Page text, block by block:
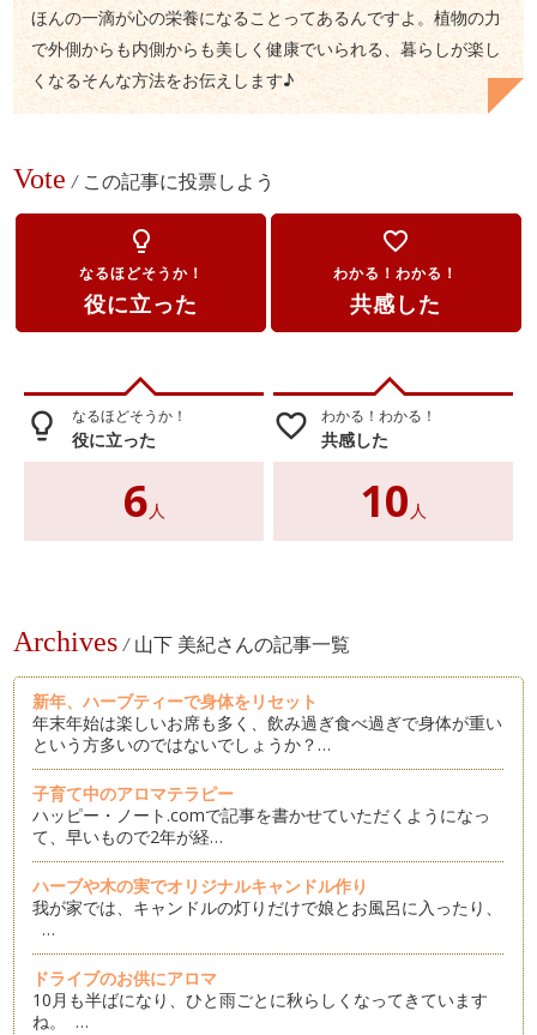
ほんの一滴が心の栄養になることってあるんですよ。植物の力
で外側からも内側からも美しく健康でいられる、暮らしが楽し
くなるそんな方法をお伝えします♪
Vote / この記事に投票しよう
lightbulb_outline
なるほどそうか！
役に立った
favorite_border
わかる！わかる！
共感した
lightbulb_outline なるほどそうか！
役に立った
6人
favorite_border わかる！わかる！
共感した
10 人
Archives / 山下 美紀さんの記事一覧
新年、ハーブティーで身体をリセット
年末年始は楽しいお席も多く、飲み過ぎ食べ過ぎで身体が重い
という方多いのではないでしょうか？…
子育て中のアロマテラピー
ハッピー・ノート.comで記事を書かせていただくようになっ
て、早いもので2年が経…
ハーブや木の実でオリジナルキャンドル作り
我が家では、キャンドルの灯りだけで娘とお風呂に入ったり、
…
ドライブのお供にアロマ
10月も半ばになり、ひと雨ごとに秋らしくなってきています
ね。 …